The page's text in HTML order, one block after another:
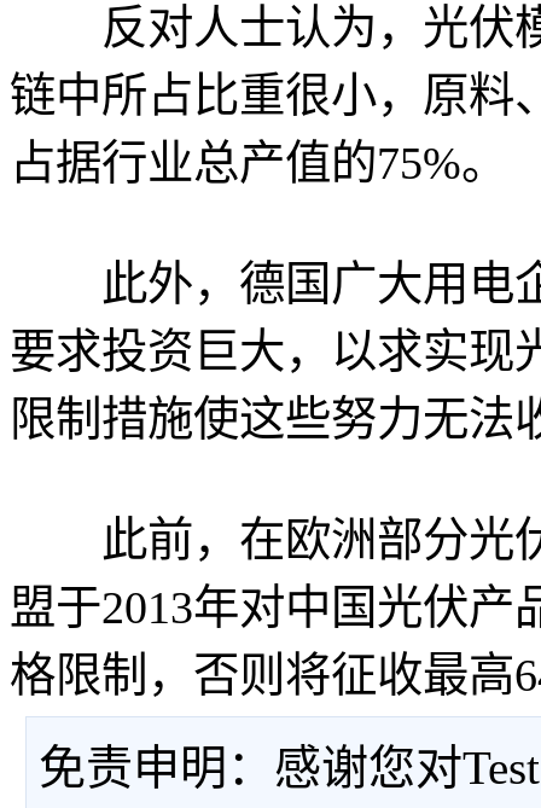
反对人士认为，光伏
链中所占比重很小，原料
占据行业总产值的75%。
此外，德国广大用电
要求投资巨大，以求实现
限制措施使这些努力无法
此前，在欧洲部分光
盟于2013年对中国光伏
格限制，否则将征收最高
免责申明：感谢您对